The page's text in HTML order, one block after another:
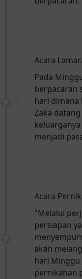
Acara
Pada
berpacaran
hari dimana
Zaka
menjadi
Acara
"Melalui
persiapan
akan
hari Minggu
pernikahan